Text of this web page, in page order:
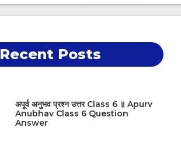
Recent Posts
अपूर्व अनुभव प्रश्न उत्तर Class 6 ॥ Apurv
Anubhav Class 6 Question
Answer